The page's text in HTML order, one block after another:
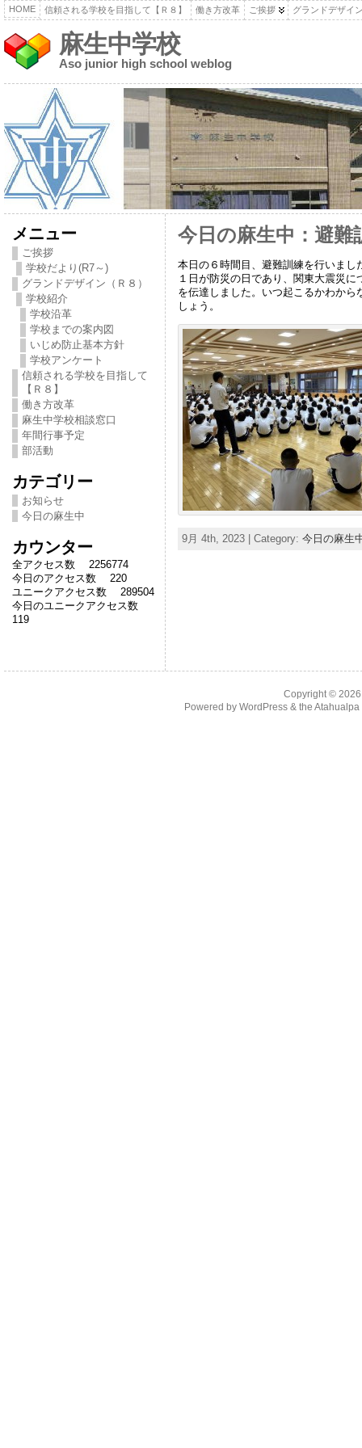
HOME 信頼される学校を目指して【Ｒ８】 働き方改革 ご挨拶 グランドデザイ
麻生中学校
Aso junior high school weblog
メニュー
ご挨拶
学校だより(R7～)
グランドデザイン（Ｒ８）
学校紹介
学校沿革
学校までの案内図
いじめ防止基本方針
学校アンケート
信頼される学校を目指して
【Ｒ８】
働き方改革
麻生中学校相談窓口
年間行事予定
部活動
カテゴリー
お知らせ
今日の麻生中
カウンター
全アクセス数 2256774
今日のアクセス数 220
ユニークアクセス数 289504
今日のユニークアクセス数
119
今日の麻生中：避難
本日の６時間目、避難訓練を行いま
１日が防災の日であり、関東大震災
を伝達しました。いつ起こるかわか
しょう。
9月 4th, 2023 | Category: 今日の麻生
Copyright ©
Powered by WordPress& the Atahualpa